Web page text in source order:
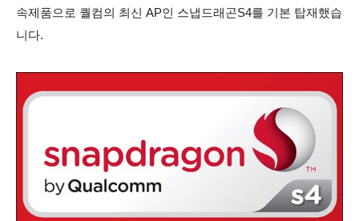
속제품으로 퀄컴의 최신 AP인 스냅드래곤S4를 기본 탑재했습
니다.